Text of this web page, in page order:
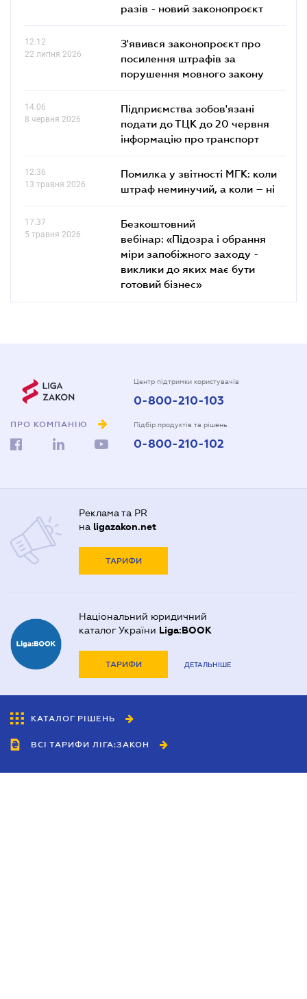
разів - новий законопроєкт
12.12
22 липня 2026
З'явився законопроєкт про
посилення штрафів за
порушення мовного закону
14.06
8 червня 2026
Підприємства зобов'язані
подати до ТЦК до 20 червня
інформацію про транспорт
12.36
13 травня 2026
Помилка у звітності МГК: коли
штраф неминучий, а коли – ні
17.37
5 травня 2026
Безкоштовний
вебінар: «Підозра і обрання
міри запобіжного заходу -
виклики до яких має бути
готовий бізнес»
ПРО КОМПАНІЮ
Центр підтримки користувачів
0-800-210-103
Підбір продуктів та рішень
0-800-210-102
Реклама та PR
на ligazakon.net
ТАРИФИ
Національний юридичний
каталог України Liga:BOOK
ТАРИФИ ДЕТАЛЬНІШЕ
КАТАЛОГ РІШЕНЬ
ВСІ ТАРИФИ ЛІГА:ЗАКОН